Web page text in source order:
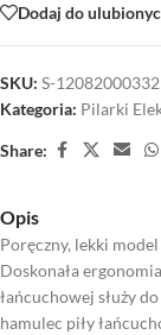
Dodaj do
SKU: S-12082000332
Kategoria: Pilarki
Share:
Opis
Poręczny, lekki
Doskonała
łańcuchowej służy
hamulec piły